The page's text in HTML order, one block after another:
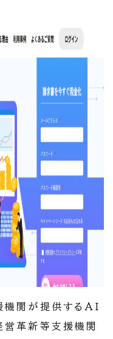
機関が提供するAI
営革新等支援機関